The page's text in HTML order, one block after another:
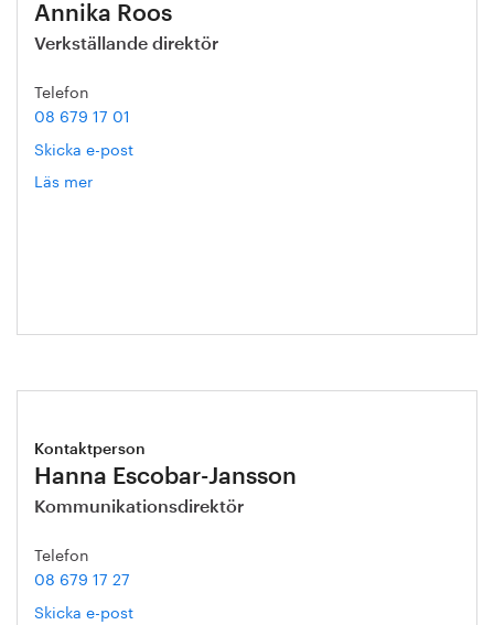
Annika Roos
Verkställande direktör
Telefon
08 679 17 01
Skicka e-post
Läs mer
Kontaktperson
Hanna Escobar-Jansson
Kommunikationsdirektör
Telefon
08 679 17 27
Skicka e-post